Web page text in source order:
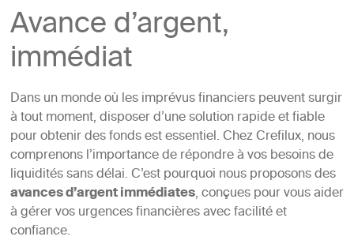
Avance d’argent,
immédiat
Dans un monde où les imprévus financiers peuvent surgir
à tout moment, disposer d’une solution rapide et fiable
pour obtenir des fonds est essentiel. Chez Crefilux, nous
comprenons l’importance de répondre à vos besoins de
liquidités sans délai. C’est pourquoi nous proposons des
avances d’argent immédiates, conçues pour vous aider
à gérer vos urgences financières avec facilité et
confiance.